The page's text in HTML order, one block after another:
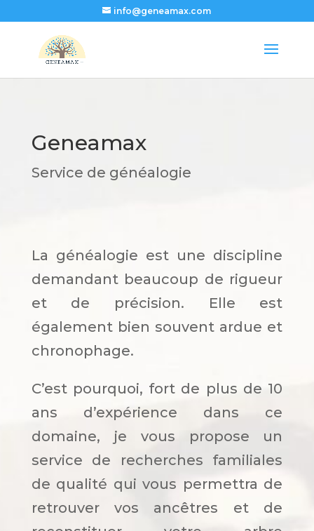
info@geneamax.com
Geneamax
Service de généalogie
La généalogie est une discipline
demandant beaucoup de rigueur
et de précision. Elle est
également bien souvent ardue et
chronophage.
C’est pourquoi, fort de plus de 10
ans d’expérience dans ce
domaine, je vous propose un
service de recherches familiales
de qualité qui vous permettra de
retrouver vos ancêtres et de